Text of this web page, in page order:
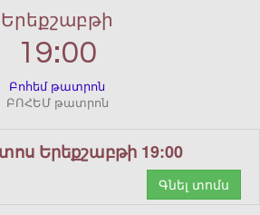
Երեքշաբթի
19:00
Բոհեմ թատրոն
ԲՈՀԵՄ թատրոն
Երեքշաբթի 19:00
Գնել տոմս